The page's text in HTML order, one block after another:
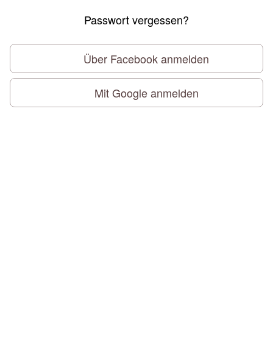
Passwort vergessen?
Über Facebook anmelden
Mit Google anmelden